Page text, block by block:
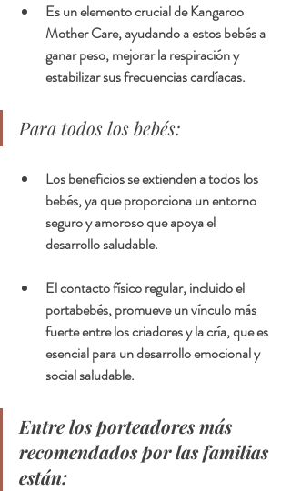
Es un elemento crucial de Kangaroo
Mother Care, ayudando a estos bebés a
ganar peso, mejorar la respiración y
estabilizar sus frecuencias cardíacas.
Para todos los bebés:
Los beneficios se extienden a todos los
bebés, ya que proporciona un entorno
seguro y amoroso que apoya el
desarrollo saludable.
El contacto físico regular, incluido el
portabebés, promueve un vínculo más
fuerte entre los criadores y la cría, que es
esencial para un desarrollo emocional y
social saludable.
Entre los porteadores más
recomendados por las familias
están: